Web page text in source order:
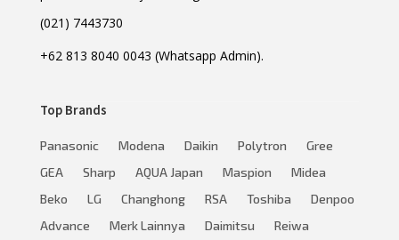
(021) 7443730
+62 813 8040 0043 (Whatsapp Admin).
Top Brands
Panasonic Modena Daikin Polytron
Gree
GEA
Sharp AQUA Japan Maspion
Midea
Beko
LG Changhong RSA Toshiba
Denpoo
Advance
Merk Lainnya Daimitsu Reiwa